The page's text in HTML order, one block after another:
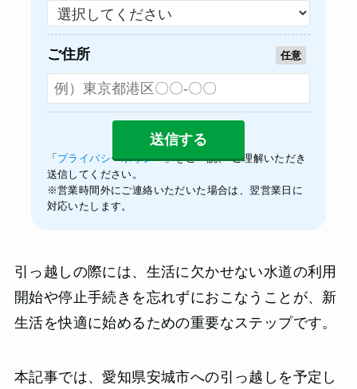
ご住所 任意
「 プライバシーポリシー」をご一読、 ご理解いただき
送信してください。
※営業時間外にご連絡いただいた場合は、翌営業日に
対応いたします。
引っ越しの際には、生活に欠かせない水道の利用
開始や停止手続きを忘れずにおこなうことが、新
生活を快適に始めるための重要なステップです。
本記事では、愛知県安城市への引っ越しを予定し